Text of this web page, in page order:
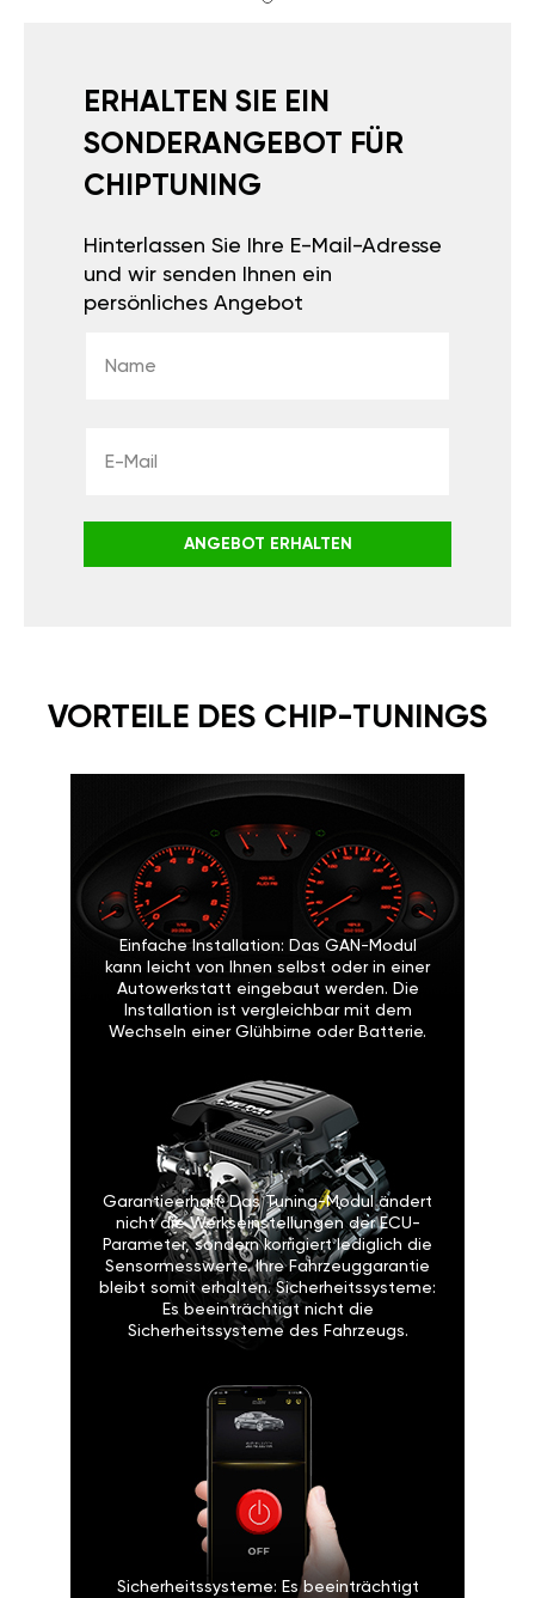
ERHALTEN SIE EIN
SONDERANGEBOT FÜR
CHIPTUNING
Hinterlassen Sie Ihre E-Mail-Adresse
und wir senden Ihnen ein
persönliches Angebot
ANGEBOT ERHALTEN
VORTEILE DES CHIP-TUNINGS
Einfache Installation: Das GAN-Modul
kann leicht von Ihnen selbst oder in einer
Autowerkstatt eingebaut werden. Die
Installation ist vergleichbar mit dem
Wechseln einer Glühbirne oder Batterie.
Garantieerhalt: Das Tuning-Modul ändert
nicht die Werkseinstellungen der ECU-
Parameter, sondern korrigiert lediglich die
Sensormesswerte. Ihre Fahrzeuggarantie
bleibt somit erhalten. Sicherheitssysteme:
Es beeinträchtigt nicht die
Sicherheitssysteme des Fahrzeugs.
Sicherheitssysteme: Es beeinträchtigt